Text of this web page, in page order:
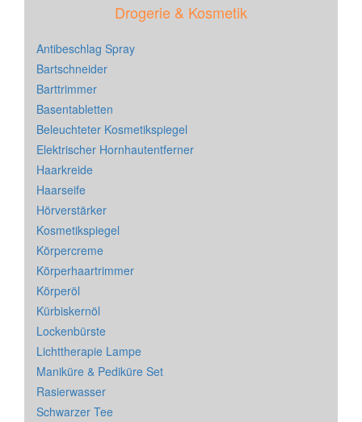
Drogerie & Kosmetik
Antibeschlag Spray
Bartschneider
Barttrimmer
Basentabletten
Beleuchteter Kosmetikspiegel
Elektrischer Hornhautentferner
Haarkreide
Haarseife
Hörverstärker
Kosmetikspiegel
Körpercreme
Körperhaartrimmer
Körperöl
Kürbiskernöl
Lockenbürste
Lichttherapie Lampe
Maniküre & Pediküre Set
Rasierwasser
Schwarzer Tee